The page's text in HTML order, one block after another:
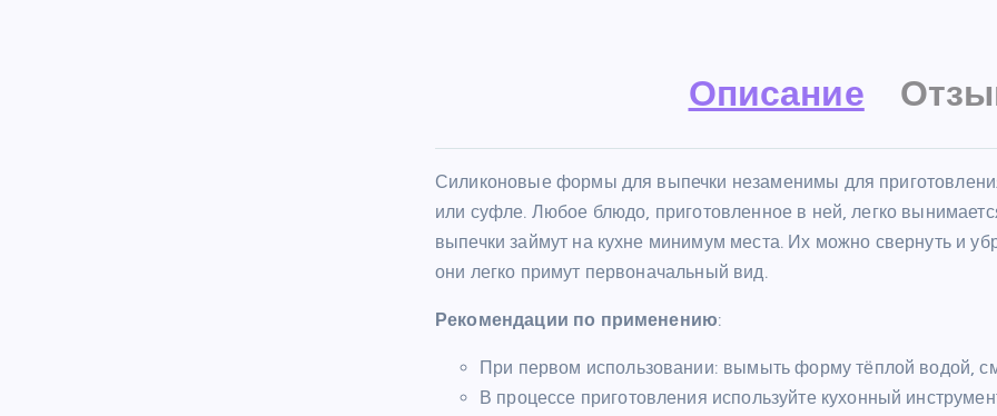
Описание
Силиконовые формы для выпечки незаменимы для
или суфле. Любое блюдо, приготовленное в ней, легко
выпечки займут на кухне минимум места. Их можно свернуть и
они легко примут первоначальный вид.
Рекомендации по применению:
При первом использовании: вымыть форму тёплой водой,
В процессе приготовления используйте кухонный